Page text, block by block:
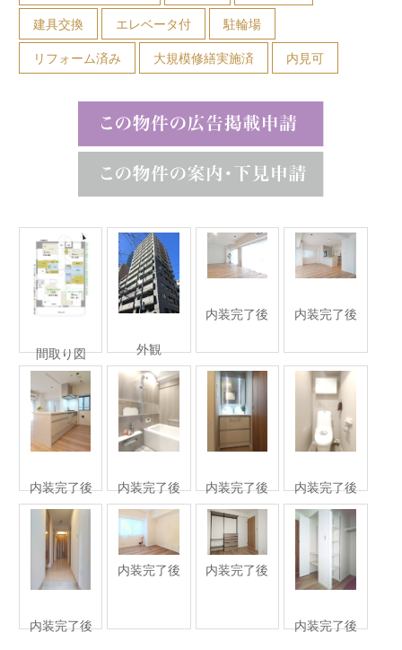
建具交換
エレベータ付
駐輪場
リフォーム済み
大規模修繕実施済 内見可
間取り図 外観
内装完了後 内装完了後
内装完了後 内装完了後 内装完了後 内装完了後
内装完了後
内装完了後 内装完了後
内装完了後